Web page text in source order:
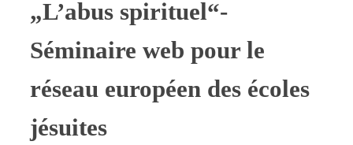
„L’abus spirituel“-
Séminaire web pour le
réseau européen des écoles
jésuites